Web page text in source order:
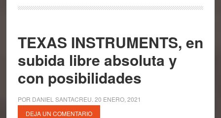
TEXAS INSTRUMENTS, en
subida libre absoluta y
con posibilidades
POR DANIEL SANTACREU 20 ENERO, 2021
DEJA UN COMENTARIO